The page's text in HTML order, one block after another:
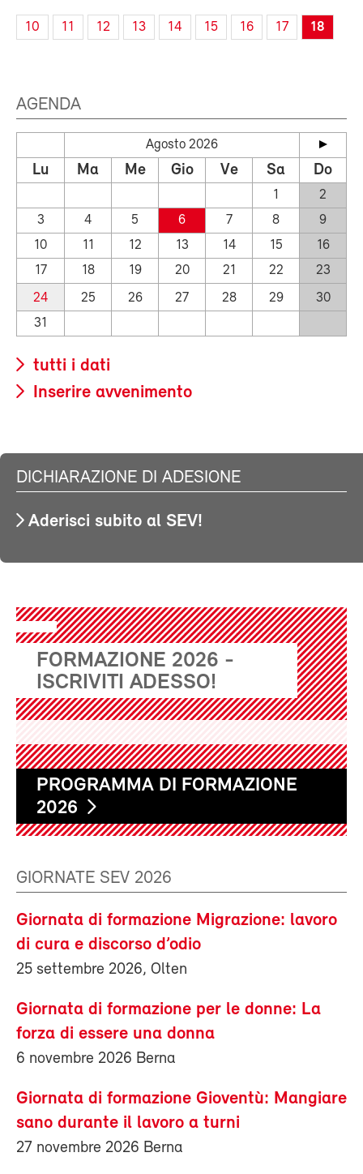
10 11 12 13 14 15 16 17 18
AGENDA
Agosto 2026
Lu Ma Me Gio Ve Sa Do
1
2
3
4 5 6 7 8
9
10
11 12 13 14 15
16
17
18 19 20 21 22
23
24
25 26 27 28 29
30
31
tutti i dati
Inserire avvenimento
DICHIARAZIONE DI ADESIONE
Aderisci subito al SEV!
FORMAZIONE 2026 -
ISCRIVITI ADESSO!
PROGRAMMA DI FORMAZIONE
2026
GIORNATE SEV 2026
Giornata di formazione Migrazione: lavoro
di cura e discorso d’odio
25 settembre 2026, Olten
Giornata di formazione per le donne: La
forza di essere una donna
6 novembre 2026 Berna
Giornata di formazione Gioventù: Mangiare
sano durante il lavoro a turni
27 novembre 2026 Berna